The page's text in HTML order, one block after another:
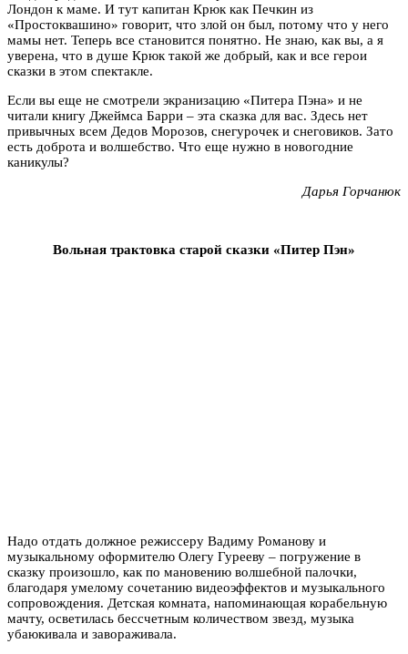
Лондон к маме. И тут капитан Крюк как Печкин из
«Простоквашино» говорит, что злой он был, потому что у него
мамы нет. Теперь все становится понятно. Не знаю, как вы, а я
уверена, что в душе Крюк такой же добрый, как и все герои
сказки в этом спектакле.
Если вы еще не смотрели экранизацию «Питера Пэна» и не
читали книгу Джеймса Барри – эта сказка для вас. Здесь нет
привычных всем Дедов Морозов, снегурочек и снеговиков. Зато
есть доброта и волшебство. Что еще нужно в новогодние
каникулы?
Дарья Горчанюк
Вольная трактовка старой сказки «Питер Пэн»
Надо отдать должное режиссеру Вадиму Романову и
музыкальному оформителю Олегу Гурееву – погружение в
сказку произошло, как по мановению волшебной палочки,
благодаря умелому сочетанию видеоэффектов и музыкального
сопровождения. Детская комната, напоминающая корабельную
мачту, осветилась бессчетным количеством звезд, музыка
убаюкивала и завораживала.